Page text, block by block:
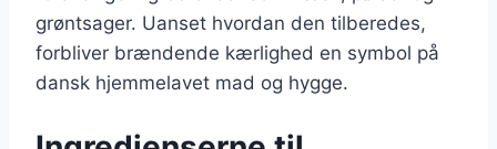
grøntsager. Uanset hvordan den tilberedes,
forbliver brændende kærlighed en symbol på
dansk hjemmelavet mad og hygge.